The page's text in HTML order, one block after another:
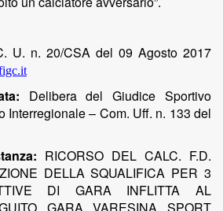
U. n. 20/CSA del 09 Agosto 2017
Delibera del Giudice Sportivo
Interregionale – Com. Uff. n. 133 del
RICORSO DEL CALC. F.D.
DELLA SQUALIFICA PER 3
DI GARA INFLITTA AL